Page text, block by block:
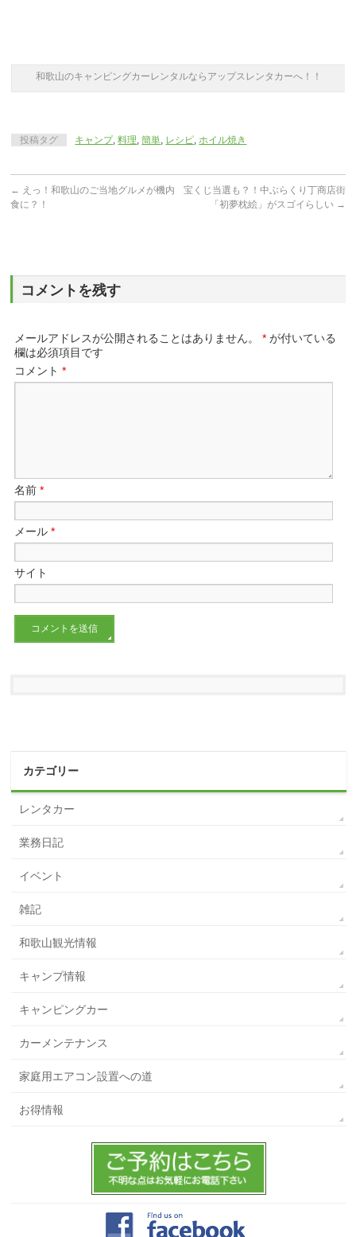
和歌山のキャンピングカーレンタルならアップスレンタカーへ！！
投稿タグ キャンプ,料理,簡単, レシピ,ホイル焼き
← えっ！和歌山のご当地グルメが機内
食に？！
宝くじ当選も？！中ぶらくり丁商店街
「初夢枕絵」がスゴイらしい →
コメントを残す
メールアドレスが公開されることはありません。 * が付いている
欄は必須項目です
コメント*
名前*
メール*
サイト
カテゴリー
レンタカー
業務日記
イベント
雑記
和歌山観光情報
キャンプ情報
キャンピングカー
カーメンテナンス
家庭用エアコン設置への道
お得情報